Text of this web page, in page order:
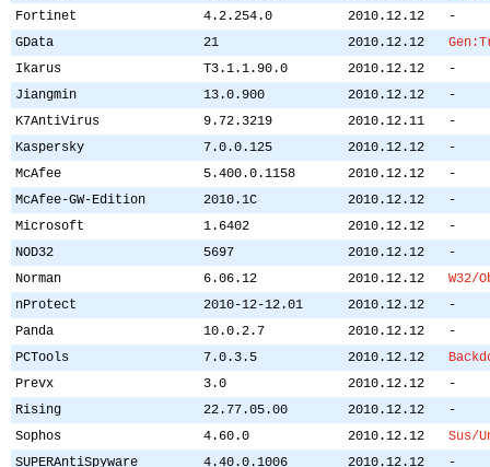
Fortinet
4.2.254.0 2010.12.12
-
GData
21 2010.12.12
Ikarus
T3.1.1.90.0 2010.12.12
-
Jiangmin
13.0.900 2010.12.12
-
K7AntiVirus
9.72.3219 2010.12.11
-
Kaspersky
7.0.0.125 2010.12.12
-
McAfee
5.400.0.1158 2010.12.12
-
McAfee-GW-Edition
2010.1C 2010.12.12
-
Microsoft
1.6402 2010.12.12
-
NOD32
5697 2010.12.12
-
Norman
6.06.12 2010.12.12
W32/
nProtect
2010-12-12.01 2010.12.12
-
Panda
10.0.2.7 2010.12.12
-
PCTools
7.0.3.5 2010.12.12
Prevx
3.0 2010.12.12
-
Rising
22.77.05.00 2010.12.12
-
Sophos
4.60.0 2010.12.12
Sus/
SUPERAntiSpyware
4.40.0.1006 2010.12.12
-